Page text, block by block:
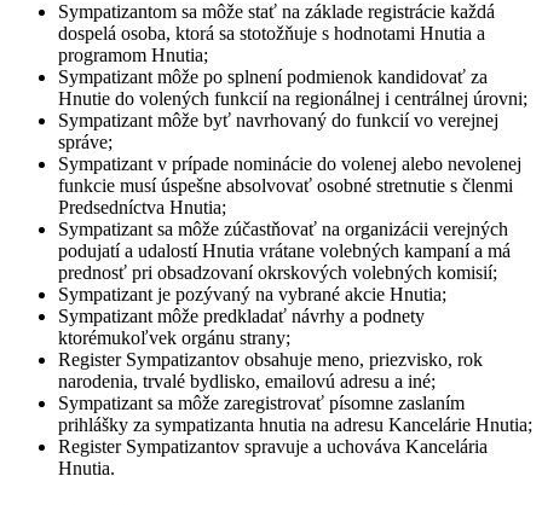
Sympatizantom sa môže stať na základe registrácie každá
dospelá osoba, ktorá sa stotožňuje s hodnotami Hnutia a
programom Hnutia;
Sympatizant môže po splnení podmienok kandidovať za
Hnutie do volených funkcií na regionálnej i centrálnej úrovni;
Sympatizant môže byť navrhovaný do funkcií vo verejnej
správe;
Sympatizant v prípade nominácie do volenej alebo nevolenej
funkcie musí úspešne absolvovať osobné stretnutie s členmi
Predsedníctva Hnutia;
Sympatizant sa môže zúčastňovať na organizácii verejných
podujatí a udalostí Hnutia vrátane volebných kampaní a má
prednosť pri obsadzovaní okrskových volebných komisií;
Sympatizant je pozývaný na vybrané akcie Hnutia;
Sympatizant môže predkladať návrhy a podnety
ktorémukoľvek orgánu strany;
Register Sympatizantov obsahuje meno, priezvisko, rok
narodenia, trvalé bydlisko, emailovú adresu a iné;
Sympatizant sa môže zaregistrovať písomne zaslaním
prihlášky za sympatizanta hnutia na adresu Kancelárie Hnutia;
Register Sympatizantov spravuje a uchováva Kancelária
Hnutia.